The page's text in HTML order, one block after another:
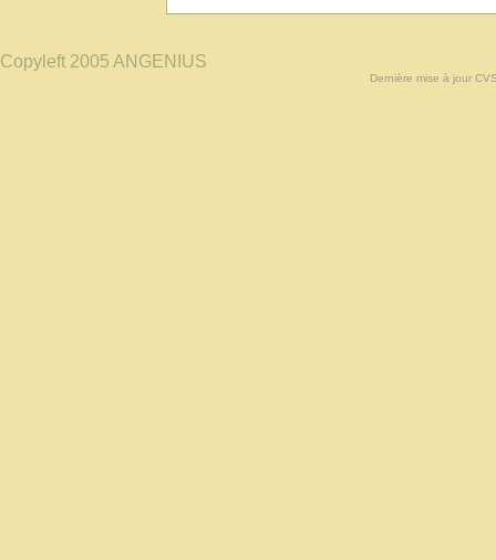
Copyleft 2005 ANGENIUS
Dernière mise à jour